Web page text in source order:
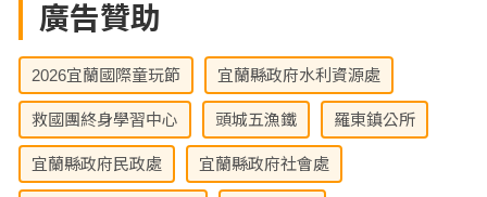
廣告贊助
2026宜蘭國際童玩節 宜蘭縣政府水利資源處
救國團終身學習中心 頭城五漁鐵 羅東鎮公所
宜蘭縣政府民政處 宜蘭縣政府社會處